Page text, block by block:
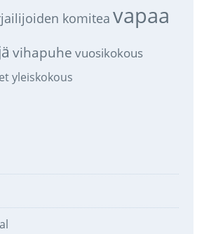
komitea vapaa
vihapuhe vuosikokous
yleiskokous